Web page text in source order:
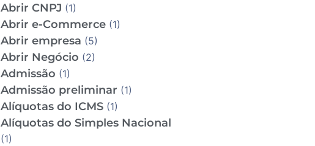
Abrir CNPJ (1)
Abrir e-Commerce(1)
Abrir empresa (5)
Abrir Negócio (2)
Admissão (1)
Admissão preliminar (1)
Alíquotas do ICMS(1)
Alíquotas do Simples Nacional
(1)